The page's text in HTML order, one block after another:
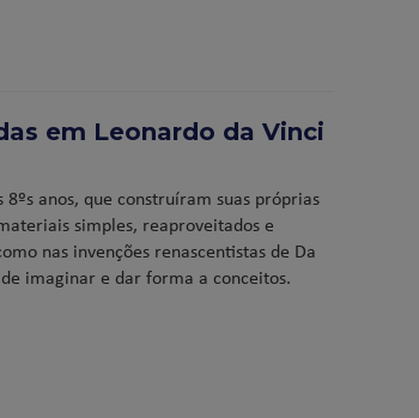
em Leonardo da Vinci
anos, que construíram suas próprias
simples, reaproveitados e
nas invenções renascentistas de Da
imaginar e dar forma a conceitos.